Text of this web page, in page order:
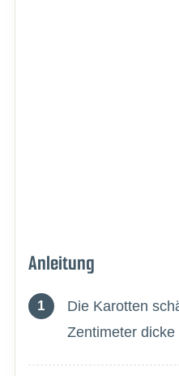
Anleitung
Die Karotten
Zentimeter